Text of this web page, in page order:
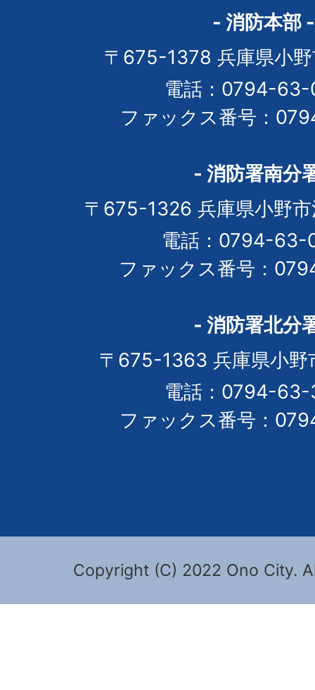
- 消防本部 -
〒675-1378 兵庫県小
電話：0794-63-
ファックス番号：
- 消防署南分
〒675-1326 兵庫県小野
電話：0794-63-
ファックス番号：
- 消防署北分
〒675-1363 兵庫県小野
電話：0794-63-
ファックス番号：
Copyright (C) 2022 Ono City.